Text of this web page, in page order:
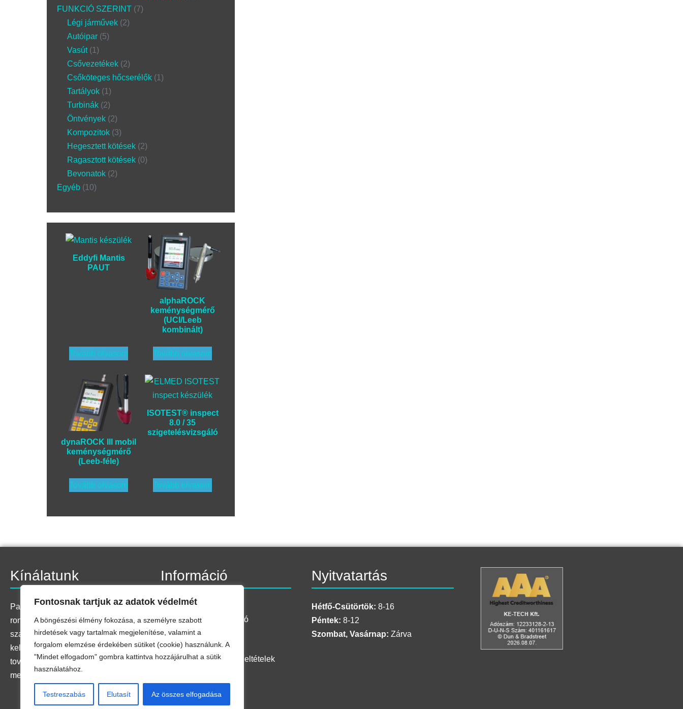
Fontosnak tartjuk az adatok védelmét
A böngészési élmény fokozása, a személyre szabott
hirdetések vagy tartalmak megjelenítése, valamint a
forgalom elemzése érdekében sütiket (cookie) használunk. A
"Mindet elfogadom" gombra kattintva hozzájárulhat a sütik
használatához.
Testreszabás Elutasít Az összes elfogadása
FUNKCIÓ SZERINT 7
Légi járművek 2
Autóipar 5
Vasút 1
Csővezetékek 2
Csőköteges hőcserélők 1
Tartályok 1
Turbinák 2
Öntvények 2
Kompozitok 3
Hegesztett kötések 2
Ragasztott kötések 0
Bevonatok 2
Egyéb 10
Eddyfi Mantis
PAUT
Tovább olvasom
alphaROCK
keménységmérő
(UCI/Leeb
kombinált)
Tovább olvasom
dynaROCK III mobil
keménységmérő
(Leeb-féle)
Tovább olvasom
ISOTEST® inspect
8.0 / 35
szigetelésvizsgáló
Tovább olvasom
Kínálatunk
Palettánkon megtalálja a
roncsolásmentes anyagvizsgálatok
szabványos eszközeit és
kellékanyagait,
továbbá egyedi műszaki
megoldásokat is fejlesztünk.
Információ
Kapcsolat
Adatkezelési tájékoztató
Adatkezelési kérelem
Impresszum
Általános Szerződési Feltételek
Nyitvatartás
Hétfő-Csütörtök: 8-16
Péntek: 8-12
Szombat, Vasárnap: Zárva